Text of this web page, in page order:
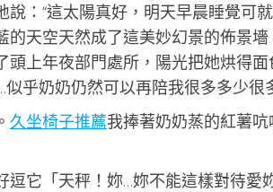
：“這太陽真好，明天早晨睡覺可
的天空天然成了這美妙幻景的佈景墻
上年夜部門處所，陽光把她烘得
乎奶奶仍然可以再陪我很多多少很
久坐椅子推薦我捧著奶奶蒸的紅薯
它「天秤！妳…妳不能這樣對待愛